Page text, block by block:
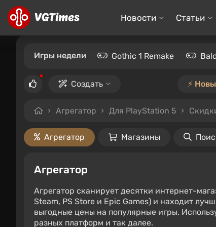
Новости Статьи
Игры недели Gothic 1 Remake
Создать ⚡️
Агрегатор Для PlayStation 5
Агрегатор Магазины
Агрегатор
Агрегатор сканирует десятки интернет-
Steam, PS Store и Epic Games) и находит
выгодные цены на популярные игры.
разных платформ и так далее.